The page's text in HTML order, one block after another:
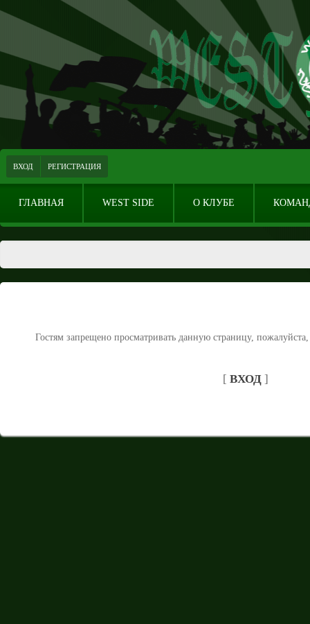
ВХОД РЕГИСТРАЦИЯ
ГЛАВНАЯ WEST SIDE О КЛУБЕ
Гостям запрещено просматривать данную страницу,
[ ВХОД ]